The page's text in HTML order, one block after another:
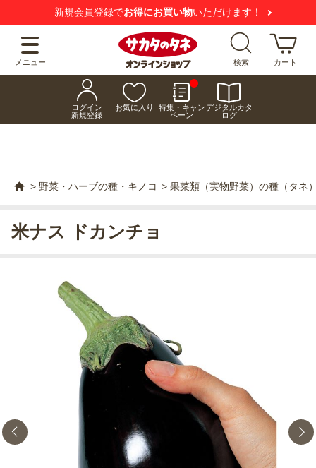
新規会員登録でお得にお買い物いただけます！
メニュー 検索 カート
ログイン
新規登録
お気に入り
特集・キャン
ペーン
デジタルカタ
ログ
> 野菜・ハーブの種・キノコ > 果菜類（実物野菜）の種（タネ
米ナス ドカンチョ